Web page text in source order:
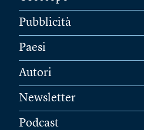
Pubblicità
Paesi
Autori
Newsletter
Podcast